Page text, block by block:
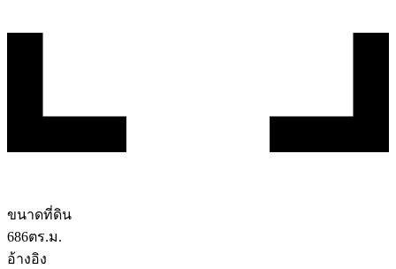
ขนาดที่ดิน
686ตร.ม.
อ้างอิง